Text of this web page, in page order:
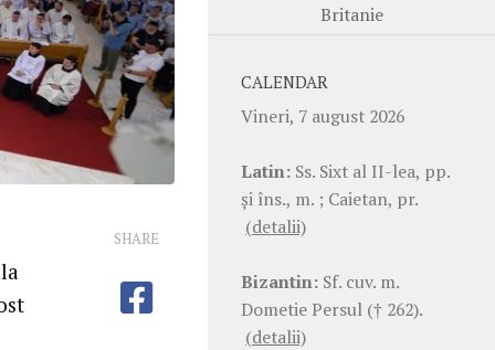
SHARE
Britanie
CALENDAR
Vineri, 7 august 2026
Latin: Ss. Sixt al II-lea, pp.
şi îns., m. ; Caietan, pr.
(detalii)
Bizantin: Sf. cuv. m.
Dometie Persul († 262).
(detalii)